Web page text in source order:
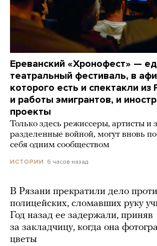
Ереванский «Хронофест» —
театральный фестиваль, в
которого есть и спектакли из
и работы эмигрантов, и
проекты
Только здесь режиссеры, артисты и
разделенные войной, могут вновь
себя одним сообществом
ИСТОРИИ 6 часов назад
В Рязани прекратили дело
полицейских, сломавших руку
Год назад ее задержали, приняв
за закладчицу, когда она
цветы